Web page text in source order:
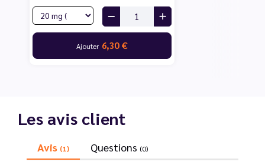
Ajouter 6,30 €
Les avis client
Avis (1) Questions (0)